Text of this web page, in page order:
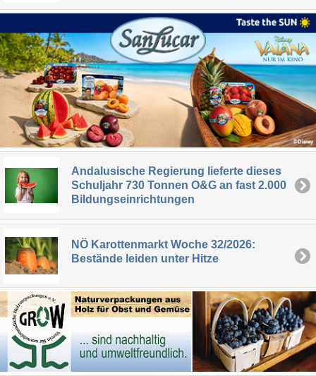
Andalusische Regierung lieferte dieses
Schuljahr 730 Tonnen O&G an fast 2.000
Bildungseinrichtungen
NÖ Karottenmarkt Woche 32/2026:
Bestände leiden unter Hitze